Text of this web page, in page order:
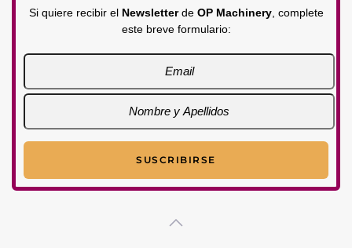
Si quiere recibir el Newsletterde OP Machinery, complete
este breve formulario: